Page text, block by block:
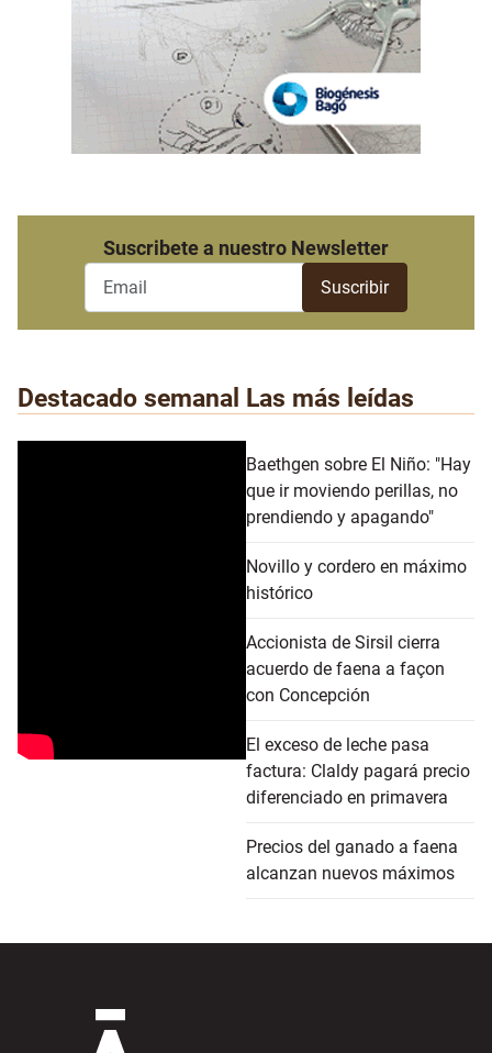
Suscribete a nuestro Newsletter
Destacado semanal Las más leídas
Baethgen sobre El Niño: "Hay
que ir moviendo perillas, no
prendiendo y apagando"
Novillo y cordero en máximo
histórico
Accionista de Sirsil cierra
acuerdo de faena a façon
con Concepción
El exceso de leche pasa
factura: Claldy pagará precio
diferenciado en primavera
Precios del ganado a faena
alcanzan nuevos máximos